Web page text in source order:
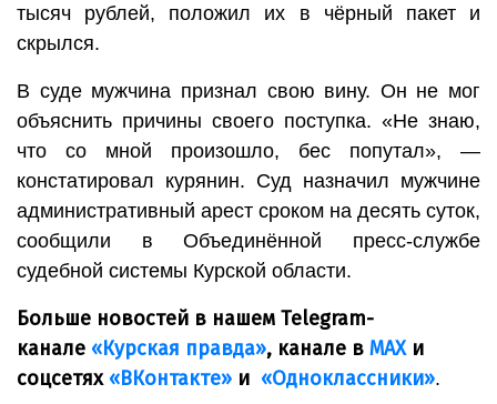
тысяч рублей, положил их в чёрный пакет и
скрылся.
В суде мужчина признал свою вину. Он не мог
объяснить причины своего поступка. «Не знаю,
что со мной произошло, бес попутал», —
констатировал курянин. Суд назначил мужчине
административный арест сроком на десять суток,
сообщили в Объединённой пресс-службе
судебной системы Курской области.
Больше новостей в нашем Telegram-
канале «Курская правда», канале в МАХи
соцсетях «ВКонтакте» и «Одноклассники».